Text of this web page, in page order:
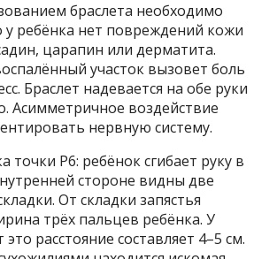
браслета необходимо
у ребёнка нет повреждений кожи
царапин или дерматита.
участок вызовет боль
Браслет надевается на обе руки
Асимметричное воздействие
нервную систему.
точки P6: ребёнок сгибает руку в
стороне видны две
От складки запястья
трёх пальцев ребёнка. У
это расстояние составляет 4–5 см.